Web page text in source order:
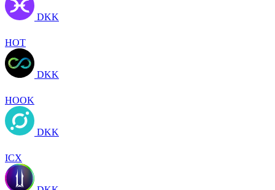
DKK
HOT
DKK
HOOK
DKK
ICX